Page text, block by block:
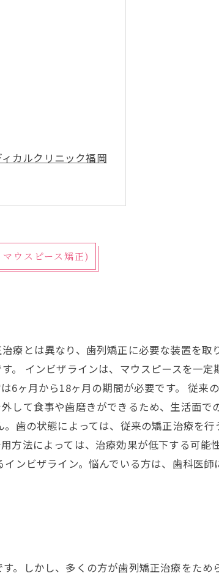
カルクリニック福岡
ウスピース矯正)
療とは異なり、歯列矯正に必要な装置を取
。 インビザラインは、マウスピースを一定
6ヶ月から18ヶ月の期間が必要です。 従来
して食事や歯磨きができるため、生活面で
歯の状態によっては、従来の矯正治療を
方法によっては、治療効果が低下する可能
ンビザライン。悩んでいる方は、歯科医
。しかし、多くの方が歯列矯正治療をため